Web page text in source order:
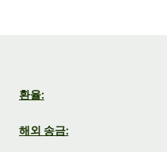
환율:
해외 송금: